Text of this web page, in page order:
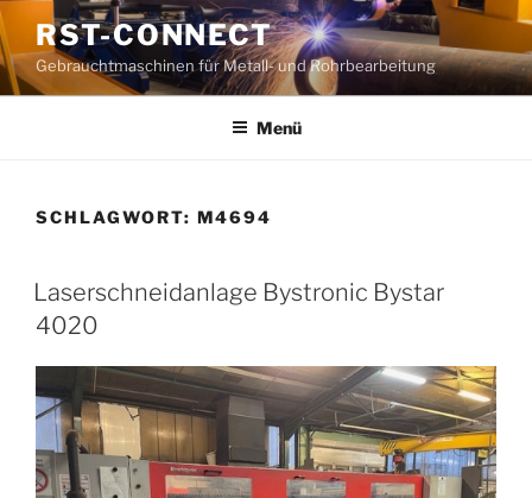
Zum
Inhalt
springen
RST-CONNECT
Gebrauchtmaschinen für Metall- und Rohrbearbeitung
Menü
SCHLAGWORT: M4694
Laserschneidanlage Bystronic Bystar
4020